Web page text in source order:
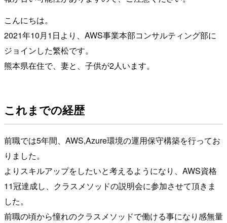
こんにちは。
2021年10月1日より、AWS事業本部コンサルティング部に
ジョインした繁松です。
熊本県在住で、妻と、子供が2人います。
これまでの経歴
前職では5年間、AWS,Azure環境の運用保守構築を行ってお
りました。
よりスキルアップをしたいと考えるようになり、AWS資格
11冠達成し、クラスメソッドの説明会に参加させて頂きま
した。
前職の頃から憧れのクラスメソッドで働ける事になり感無量